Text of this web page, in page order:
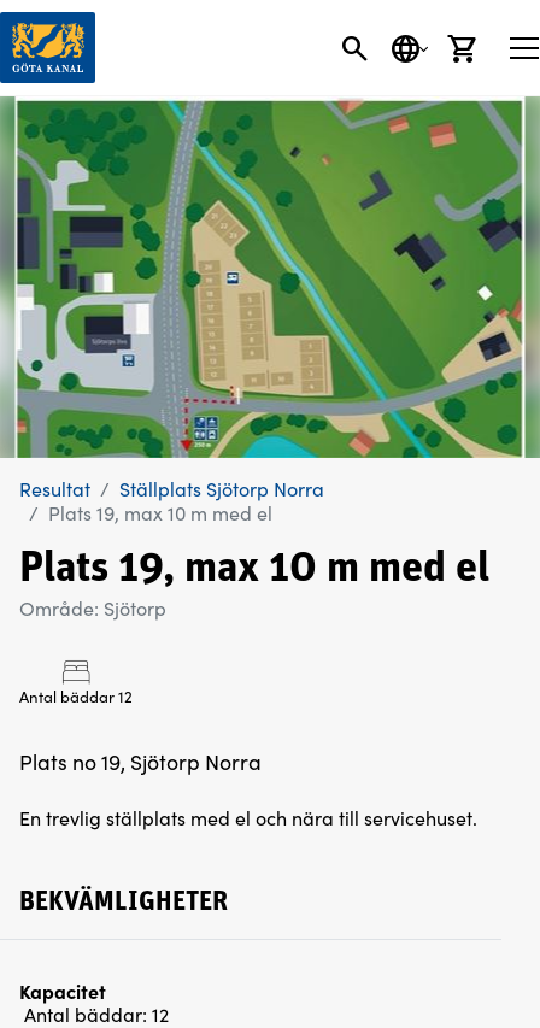
SÖKSPRÅK
Resultat
Ställplats Sjötorp Norra
Plats 19, max 10 m med el
Plats 19, max 10 m med el
Område: Sjötorp
Antal bäddar 12
Plats no 19, Sjötorp Norra
En trevlig ställplats med el och nära till servicehuset.
BEKVÄMLIGHETER
Kapacitet
Antal bäddar: 12